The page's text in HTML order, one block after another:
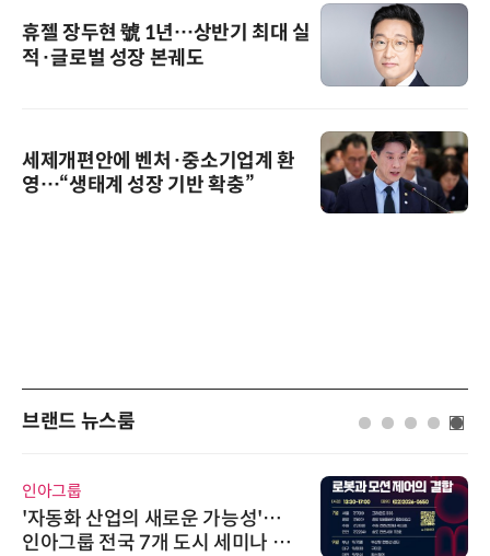
휴젤 장두현 號 1년…상반기 최대 실
적·글로벌 성장 본궤도
세제개편안에 벤처·중소기업계 환
영…“생태계 성장 기반 확충”
브랜드 뉴스룸
인아그룹
'자동화 산업의 새로운 가능성'…
인아그룹 전국 7개 도시 세미나 페